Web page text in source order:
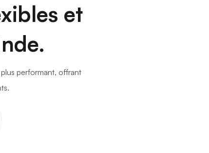
et
performant, offrant